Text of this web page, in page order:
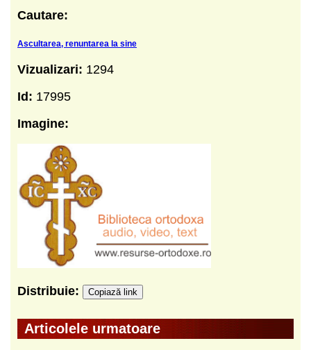
Cautare:
Ascultarea, renuntarea la sine
Vizualizari: 1294
Id: 17995
Imagine:
Distribuie: Copiază link
Articolele urmatoare